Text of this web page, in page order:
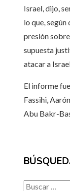
Israel, dijo,
lo que,
presión
supuesta
atacar a
El informe
Fassihi,
Abu Bakr-
Buscar: